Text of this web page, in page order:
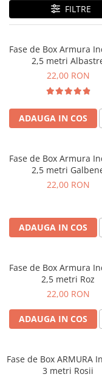
FILTRE
Fase de Box Armura
2,5 metri
22,00 RON
ADAUGA IN COS
Fase de Box Armura
2,5 metri
22,00 RON
ADAUGA IN COS
Fase de Box Armura
2,5 metri Roz
22,00 RON
ADAUGA IN COS
Fase de Box ARMURA
3 metri Rosii